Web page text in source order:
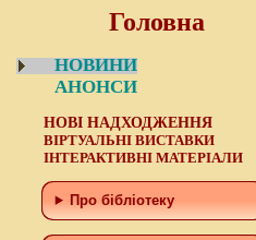
Головна
НОВИНИ
АНОНСИ
НОВІ НАДХОДЖЕННЯ
ВІРТУАЛЬНІ ВИСТАВКИ
ІНТЕРАКТИВНІ МАТЕРІАЛИ
Про бібліотеку